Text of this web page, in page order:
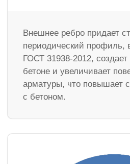
Внешнее ребро придает
периодический профиль,
ГОСТ 31938-2012, создает
бетоне и увеличивает
арматуры, что повышает
с бетоном.